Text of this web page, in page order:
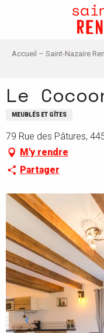
principal
Accueil – Saint-Nazaire
Le
MEUBLÉS ET GÎTES
79 Rue des Pâtures,
M'y rendre
Partager